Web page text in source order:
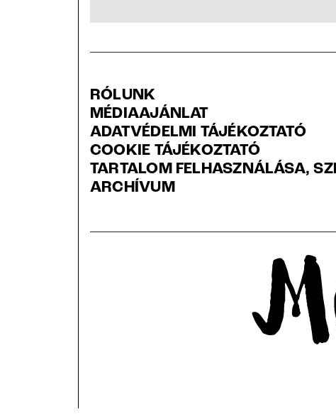
RÓLUNK
MÉDIAAJÁNLAT
ADATVÉDELMI TÁJÉKOZTATÓ
COOKIE TÁJÉKOZTATÓ
TARTALOM FELHASZNÁLÁSA,
ARCHÍVUM